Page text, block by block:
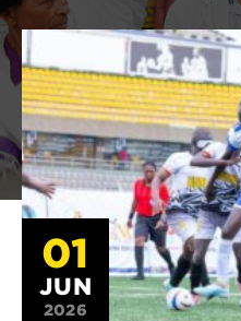
01
JUN
2026